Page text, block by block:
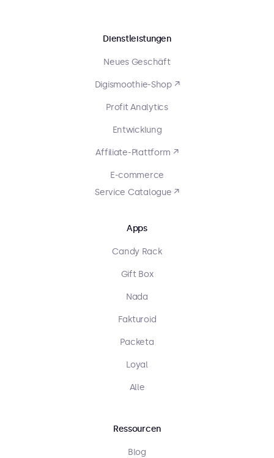
Dienstleistungen
Neues Geschäft
Digismoothie-Shop ↗
Profit Analytics
Entwicklung
Affiliate-Plattform ↗
E-commerce
Service Catalogue ↗
Apps
Candy Rack
Gift Box
Nada
Fakturoid
Packeta
Loyal
Alle
Ressourcen
Blog